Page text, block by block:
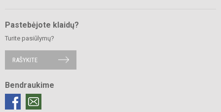
Pastebėjote klaidų?
Turite pasiūlymų?
RAŠYKITE
Bendraukime